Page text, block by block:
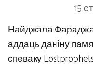
15
Найджэла
аддаць даніну
спеваку